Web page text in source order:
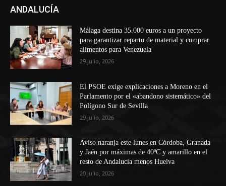
ANDALUCÍA
Málaga destina 35.000 euros a un proyecto
para garantizar reparto de material y comprar
alimentos para Venezuela
29 julio, 2026
El PSOE exige explicaciones a Moreno en el
Parlamento por el «abandono sistemático» del
Polígono Sur de Sevilla
29 julio, 2026
Aviso naranja este lunes en Córdoba, Granada
y Jaén por máximas de 40ºC y amarillo en el
resto de Andalucía menos Huelva
20 julio, 2026